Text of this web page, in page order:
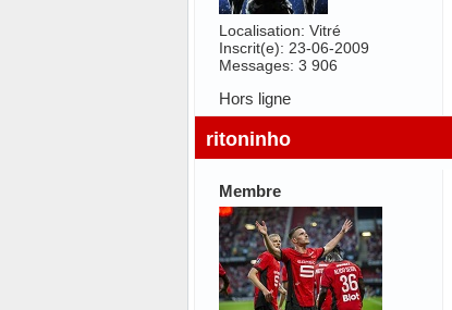
Localisation: Vitré
Inscrit(e): 23-06-2009
Messages: 3 906
Hors ligne
ritoninho
Membre